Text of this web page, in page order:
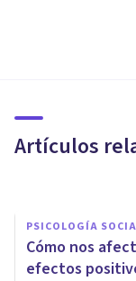
Artículos
sociales
PSICOLOGÍA
Cómo nos
efectos